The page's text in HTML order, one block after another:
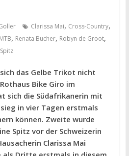
Clarissa Mai, Cross-Country,
MTB, Renata Bucher, Robyn de Groot,
das Gelbe Trikot nicht
Bike Giro im
sich die Südafrikanerin mit
in vier Tagen erstmals
können. Zweite wurde
Spitz vor der Schweizerin
Clarissa Mai